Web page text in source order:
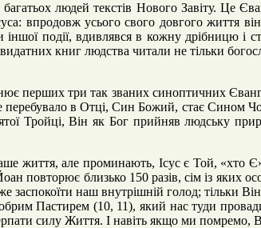
людей текстів Нового Завіту. Це
впродовж усього свого довгого життя
події, вдивлявся в кожну дрібницю і
книг людства читали не тільки
перших три так званих синоптичних
перебувало в Отці, Син Божий, стає Сином
Тройці, Він як Бог прийняв людську
життя, але проминають, Ісус є Той, «хто
повторює близько 150 разів, сім із яких
наш внутрішній голод; тільки
Пастирем (10, 11), який нас туди
силу Життя. І навіть якщо ми помремо,